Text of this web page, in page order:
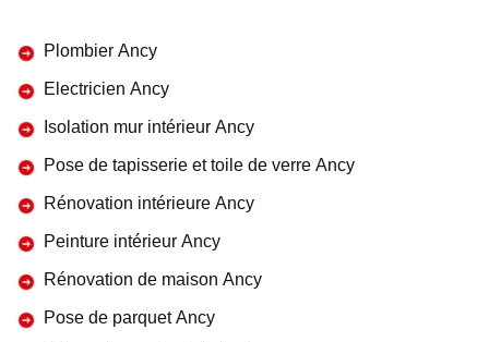
Plombier Ancy
Electricien Ancy
Isolation mur intérieur Ancy
Pose de tapisserie et toile de verre Ancy
Rénovation intérieure Ancy
Peinture intérieur Ancy
Rénovation de maison Ancy
Pose de parquet Ancy